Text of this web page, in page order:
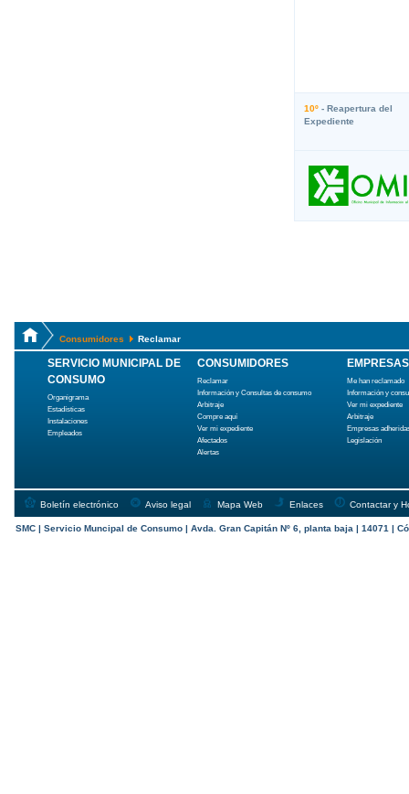
10º - Reapertura del
Expediente
Consumidores Reclamar
SERVICIO MUNICIPAL DE
CONSUMO
Organigrama
Estadísticas
Instalaciones
Empleados
CONSUMIDORES
Reclamar
Información y Consultas de consumo
Arbitraje
Compre aquí
Ver mi expediente
Afectados
Alertas
EMPRESAS
Me han reclamado
Información y
Ver mi expediente
Arbitraje
Empresas
Legislación
Boletín electrónico Aviso legal Mapa Web Enlaces Contactar y
SMC | Servicio Muncipal de Consumo | Avda. Gran Capitán Nº 6, planta baja | 14071 |